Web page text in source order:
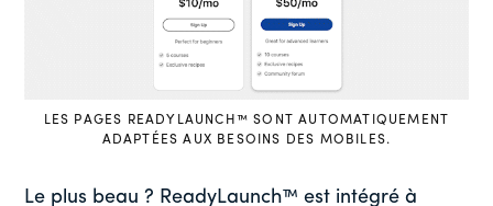
LES PAGES READYLAUNCH™ SONT AUTOMATIQUEMENT
ADAPTÉES AUX BESOINS DES MOBILES.
Le plus beau ? ReadyLaunch™ est intégré à